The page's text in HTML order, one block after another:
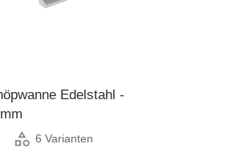
Edelstahl -
6 Varianten